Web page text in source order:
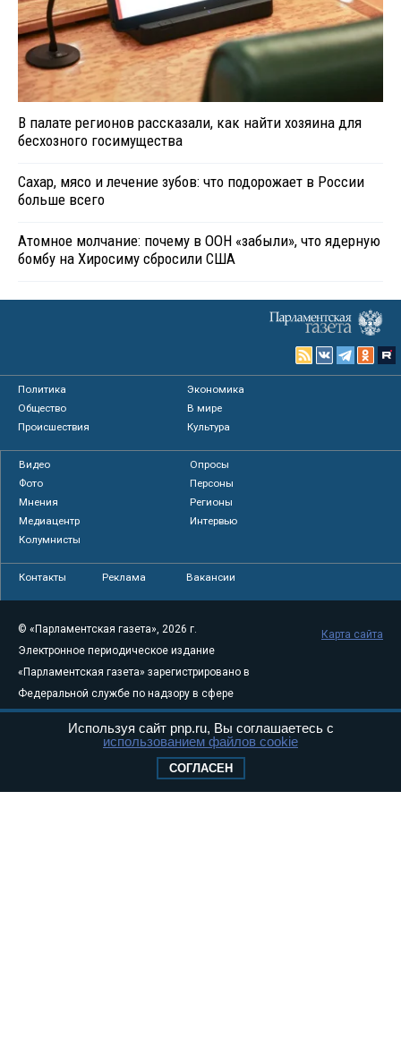
В палате регионов рассказали, как найти хозяина для
бесхозного госимущества
Сахар, мясо и лечение зубов: что подорожает в России
больше всего
Атомное молчание: почему в ООН «забыли», что ядерную
бомбу на Хиросиму сбросили США
Политика
Экономика
Общество
В мире
Происшествия
Культура
Видео
Опросы
Фото
Персоны
Мнения
Регионы
Медиацентр
Интервью
Колумнисты
Контакты Реклама Вакансии
© «Парламентская газета», 2026 г.
Электронное периодическое издание
«Парламентская газета» зарегистрировано в
Федеральной службе по надзору в сфере
связи, информационных технологий и
массовых коммуникаций (Роскомнадзор) 05
Свидетельство о регистрации Эл № ФС77-
Карта сайта
Используя сайт pnp.ru, Вы соглашаетесь с
использованием файлов cookie
СОГЛАСЕН